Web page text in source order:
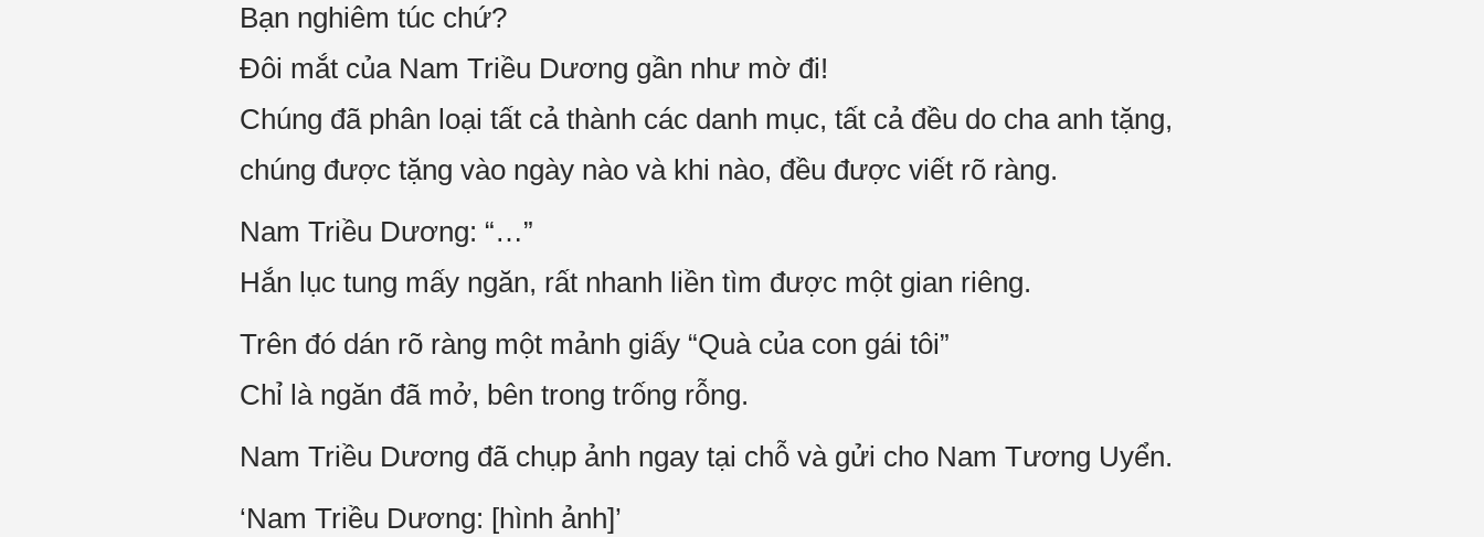
Bạn nghiêm túc chứ?
Đôi mắt của Nam Triều Dương gần như mờ đi!
Chúng đã phân loại tất cả thành các danh mục, tất cả đều do cha anh tặng,
chúng được tặng vào ngày nào và khi nào, đều được viết rõ ràng.
Nam Triều Dương: “…”
Hắn lục tung mấy ngăn, rất nhanh liền tìm được một gian riêng.
Trên đó dán rõ ràng một mảnh giấy “Quà của con gái tôi”
Chỉ là ngăn đã mở, bên trong trống rỗng.
Nam Triều Dương đã chụp ảnh ngay tại chỗ và gửi cho Nam Tương Uyển.
‘Nam Triều Dương: [hình ảnh]’